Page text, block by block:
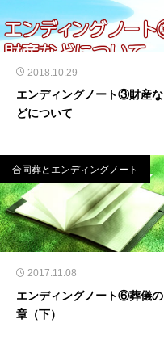
2018.10.29
エンディングノート③財産な
どについて
合同葬とエンディングノート
2017.11.08
エンディングノート⑥葬儀の
章（下）